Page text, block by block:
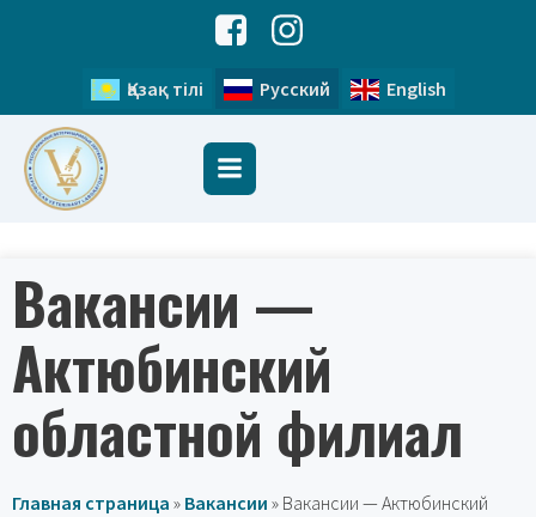
Қазақ тілі Русский English
Вакансии —
Актюбинский
областной филиал
Главная страница » Вакансии » Вакансии — Актюбинский